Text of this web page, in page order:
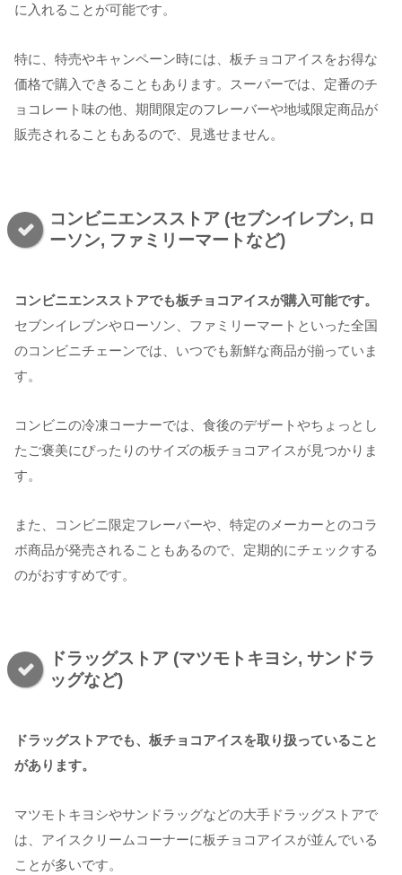
に入れることが可能です。
特に、特売やキャンペーン時には、板チョコアイスをお得な
価格で購入できることもあります。スーパーでは、定番のチ
ョコレート味の他、期間限定のフレーバーや地域限定商品が
販売されることもあるので、見逃せません。
コンビニエンスストア (セブンイレブン, ロ
ーソン, ファミリーマートなど)
コンビニエンスストアでも板チョコアイスが購入可能です。
セブンイレブンやローソン、ファミリーマートといった全国
のコンビニチェーンでは、いつでも新鮮な商品が揃っていま
す。
コンビニの冷凍コーナーでは、食後のデザートやちょっとし
たご褒美にぴったりのサイズの板チョコアイスが見つかりま
す。
また、コンビニ限定フレーバーや、特定のメーカーとのコラ
ボ商品が発売されることもあるので、定期的にチェックする
のがおすすめです。
ドラッグストア (マツモトキヨシ, サンドラ
ッグなど)
ドラッグストアでも、板チョコアイスを取り扱っていること
があります。
マツモトキヨシやサンドラッグなどの大手ドラッグストアで
は、アイスクリームコーナーに板チョコアイスが並んでいる
ことが多いです。